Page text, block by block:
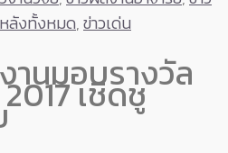
หลังทั้งหมด,ข่าวเด่น
านมอบรางวัล
เชิดชู